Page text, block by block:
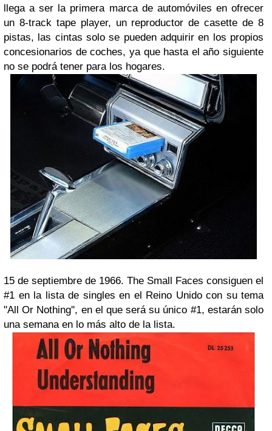
llega a ser la primera marca de automóviles en ofrecer
un 8-track tape player, un reproductor de casette de 8
pistas, las cintas solo se pueden adquirir en los propios
concesionarios de coches, ya que hasta el año siguiente
no se podrá tener para los hogares.
15 de septiembre de 1966. The Small Faces consiguen el
#1 en la lista de singles en el Reino Unido con su tema
''All Or Nothing'', en el que será su único #1, estarán solo
una semana en lo más alto de la lista.